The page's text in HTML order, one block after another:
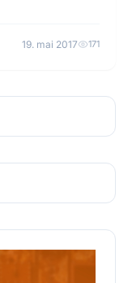
19. mai 2017 171